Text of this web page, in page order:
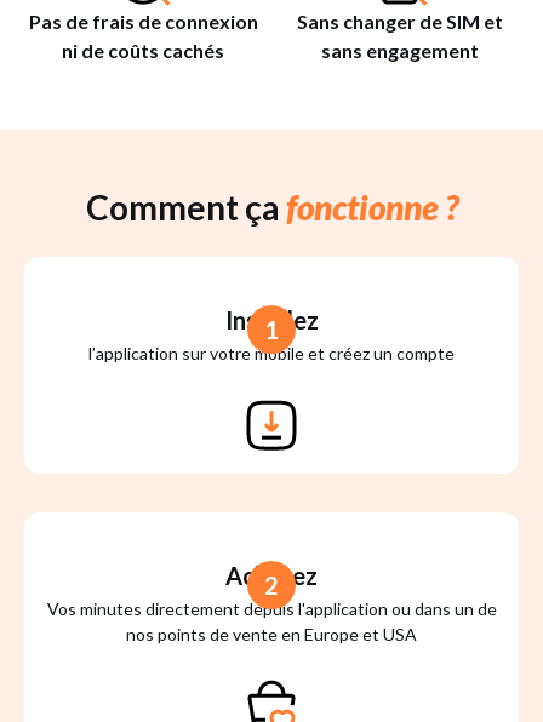
Pas de frais de connexion
ni de coûts cachés
Sans changer de SIM et
sans engagement
Comment ça fonctionne ?
Installez
l’application sur votre mobile et créez un compte
1
Achetez
Vos minutes directement depuis l'application ou dans un de
nos points de vente en Europe et USA
2